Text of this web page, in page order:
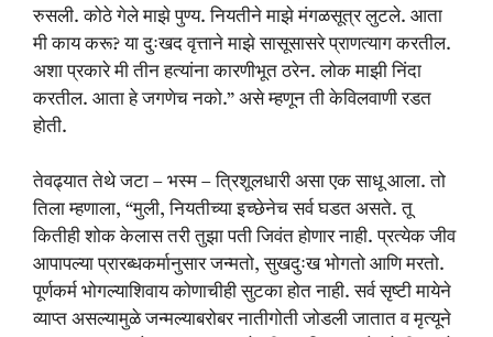
रुसली. कोठे गेले माझे पुण्य. नियतीने माझे मंगळसूत्र लुटले. आता
मी काय करू? या दुःखद वृत्ताने माझे सासूसासरे प्राणत्याग करतील.
अशा प्रकारे मी तीन हत्यांना कारणीभूत ठरेन. लोक माझी निंदा
करतील. आता हे जगणेच नको.” असे म्हणून ती केविलवाणी रडत
होती.
तेवढ्यात तेथे जटा – भस्म – त्रिशूलधारी असा एक साधू आला. तो
तिला म्हणाला, “मुली, नियतीच्या इच्छेनेच सर्व घडत असते. तू
कितीही शोक केलास तरी तुझा पती जिवंत होणार नाही. प्रत्येक जीव
आपापल्या प्रारब्धकर्मानुसार जन्मतो, सुखदुःख भोगतो आणि मरतो.
पूर्णकर्म भोगल्याशिवाय कोणाचीही सुटका होत नाही. सर्व सृष्टी मायेने
व्याप्त असल्यामुळे जन्मल्याबरोबर नातीगोती जोडली जातात व मृत्यूने